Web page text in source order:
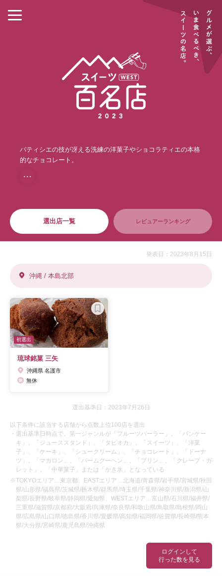
パティシエの技が冴える洗練の洋菓子やショコラティエの本格
的なチョコレート。
・・・
選出店一覧 レビュアーランキング
ログインして
行った数を見る
発表日：2023年8月15日
沖縄 / 本島北部
初選出
琉球銘菓 三矢
沖縄県 名護市
無休
選出基準日：2023年7月26日
以下条件に該当する店舗から点数上位100店を選出
・選出基準日時点で、第一ジャンルが「フルーツパーラー」、「パンケー
キ」、「ジューススタンド」、「タピオカ」、「スイーツ」、「洋菓
子」、「ケーキ」、「シュークリーム」、「チョコレート」、「ドーナ
ツ」、「マカロン」、「バームクーヘン」、「プリン」、「クレープ・ガ
レット」、「中華菓子」または「かき氷」となっている
※TOKYOエリア…東京都、EASTエリア…北海道/青森県/岩手県/宮城県/秋田
県/山形県/福島県/茨城県/栃木県/群馬県/埼玉県/千葉県/神奈川県/新潟県/山
梨県/長野県/岐阜県/静岡県/愛知県、WESTエリア…富山県/石川県/福井県/
三重県/滋賀県/京都府/大阪府/兵庫県/奈良県/和歌山県/鳥取県/島根県/岡山
県/広島県/山口県/徳島県/香川県/愛媛県/高知県/福岡県/佐賀県/長崎県/熊本
県/大分県/宮崎県/鹿児島県/沖縄県